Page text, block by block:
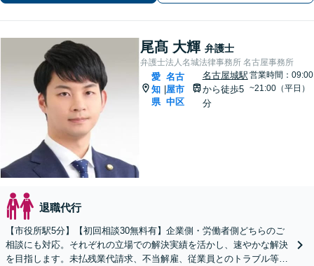
尾髙 大輝 弁護士
弁護士法人名城法律事務所 名古屋事務所
愛
知
県
名古
屋市
中区
名古屋城駅
から徒歩5
分
営業時間：09:00
~21:00（平日）
退職代行
【市役所駅5分】【初回相談30無料有】企業側・労働者側どちらのご
相談にも対応。それぞれの立場での解決実績を活かし、速やかな解決
を目指します。未払残業代請求、不当解雇、従業員とのトラブル等は